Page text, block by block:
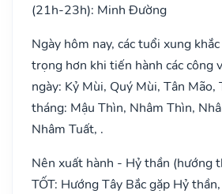
(21h-23h): Minh Đường
Ngày hôm nay, các tuổi xung
trọng hơn khi tiến hành các công
ngày: Kỷ Mùi, Quý Mùi, Tân Mão,
tháng: Mậu Thìn, Nhâm Thìn,
Nhâm Tuất, .
Nên xuất hành - Hỷ thần (hướng
TỐT: Hướng Tây Bắc gặp Hỷ